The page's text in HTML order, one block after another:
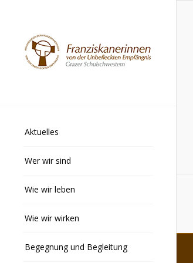
Aktuelles
Wer wir sind
Wie wir leben
Wie wir wirken
Begegnung und Begleitung